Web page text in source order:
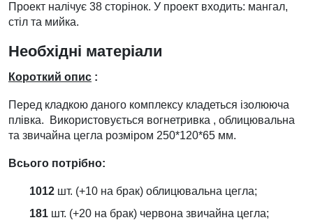
Проект налічує 38 сторінок. У проект входить: мангал,
стіл та мийка.
Необхідні матеріали
Короткий опис :
Перед кладкою даного комплексу кладеться ізолююча
плівка. Використовується вогнетривка , облицювальна
та звичайна цегла розміром 250*120*65 мм.
Всього потрібно:
1012 шт. (+10 на брак) облицювальна цегла;
181 шт. (+20 на брак) червона звичайна цегла;